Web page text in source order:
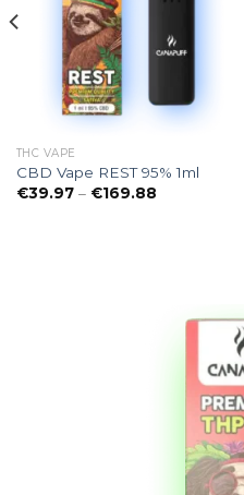
THC VAPE
CBD Vape REST 95% 1ml
€39.97 – €169.88Preisspanne: